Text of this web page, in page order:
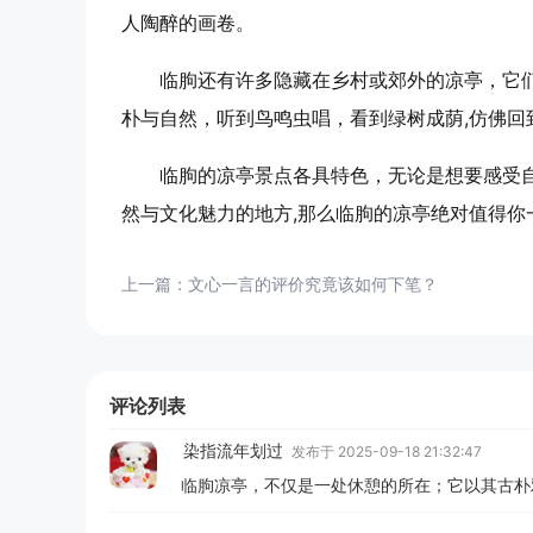
人陶醉的画卷。
临朐还有许多隐藏在乡村或郊外的凉亭，
朴与自然，听到鸟鸣虫唱，看到绿树成荫,仿佛
临朐的凉亭景点各具特色，无论是想要感
然与文化魅力的地方,那么临朐的凉亭绝对值得你
上一篇： 文心一言的评价究竟该如何下笔？
评论列表
染指流年划过 发布于 2025-09-18 21:32:47
临朐凉亭，不仅是一处休憩的所在；它以其古